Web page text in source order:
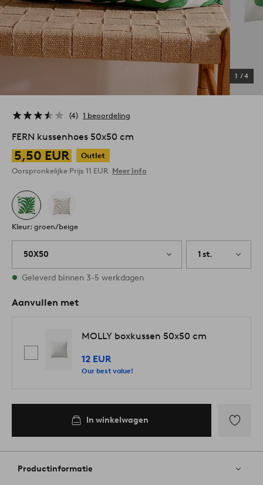
1 /4
4 1 beoordeling
FERN kussenhoes 50x50 cm
5,50 EUR
Outlet
Oorspronkelijke Prijs 11 EUR Meer info
Kleur: groen/beige
50X50 1 st.
Op voorraad
Geleverd binnen 3-5 werkdagen
Aanvullen met
MOLLY boxkussen 50x50 cm
12 EUR
Our best value!
In winkelwagen
aan
Productinformatie